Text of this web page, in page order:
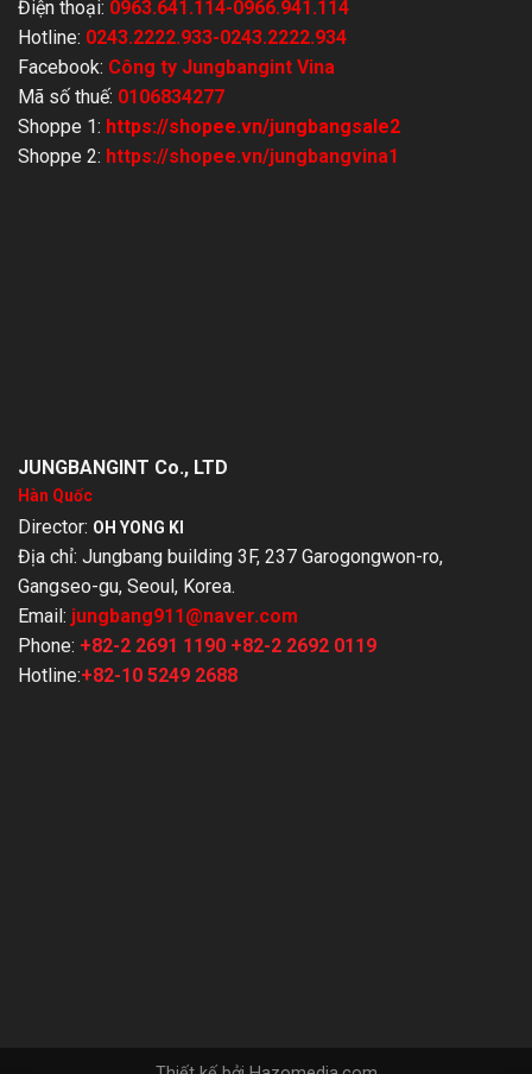
Điện thoại: 0963.641.114-0966.941.114
Hotline: 0243.2222.933-0243.2222.934
Facebook: Công ty Jungbangint Vina
Mã số thuế: 0106834277
Shoppe 1: https://shopee.vn/jungbangsale2
Shoppe 2: https://shopee.vn/jungbangvina1
JUNGBANGINT Co., LTD
Hàn Quốc
Director: OH YONG KI
Địa chỉ: Jungbang building 3F, 237 Garogongwon-ro,
Gangseo-gu, Seoul, Korea.
Email: jungbang911@naver.com
Phone: +82-2 2691 1190 +82-2 2692 0119
Hotline:+82-10 5249 2688